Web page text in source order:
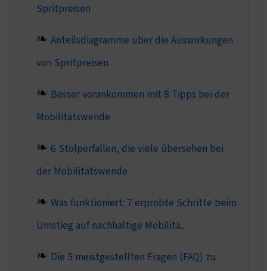
Spritpreisen
Anteilsdiagramme über die Auswirkungen
von Spritpreisen
Besser vorankommen mit 8 Tipps bei der
Mobilitätswende
6 Stolperfallen, die viele übersehen bei
der Mobilitätswende
Was funktioniert: 7 erprobte Schritte beim
Umstieg auf nachhaltige Mobilitä...
Die 5 meistgestellten Fragen (FAQ) zu